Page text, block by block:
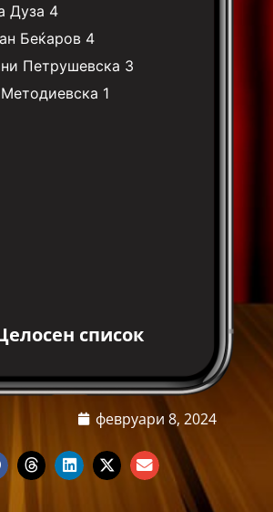
Дуза 4
Беќаров 4
Петрушевска 3
1
список
февруари 8, 2024